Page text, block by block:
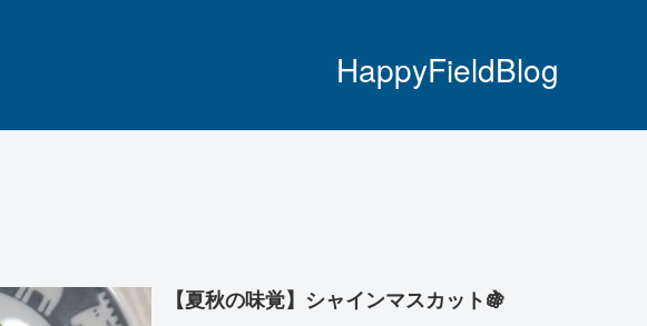
HappyFieldBlog
【夏秋の味覚】シャインマスカット🍇